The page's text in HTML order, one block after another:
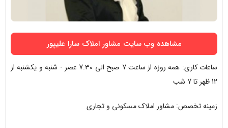
مشاهده وب سایت مشاور املاک سارا علیپور
ساعات کاری: همه روزه از ساعت 7 صبح الی 7.30 عصر - شنبه و یکشنبه از
12 ظهر تا 7 شب
زمینه تخصص: مشاور املاک مسکونی و تجاری